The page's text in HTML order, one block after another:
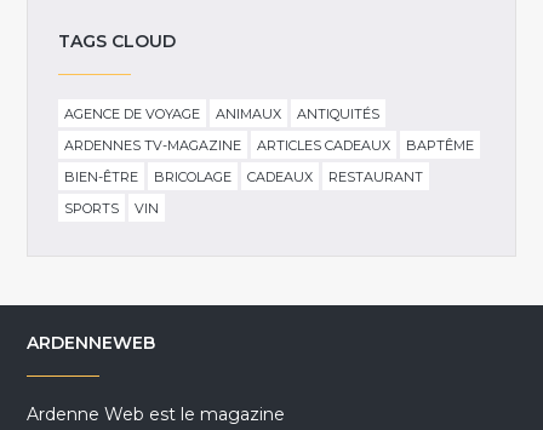
TAGS CLOUD
AGENCE DE VOYAGE ANIMAUX
ANTIQUITÉS
ARDENNES TV-MAGAZINE
ARTICLES CADEAUX
BAPTÊME
BIEN-ÊTRE
BRICOLAGE CADEAUX
RESTAURANT
SPORTS
VIN
ARDENNEWEB
Ardenne Web est le magazine